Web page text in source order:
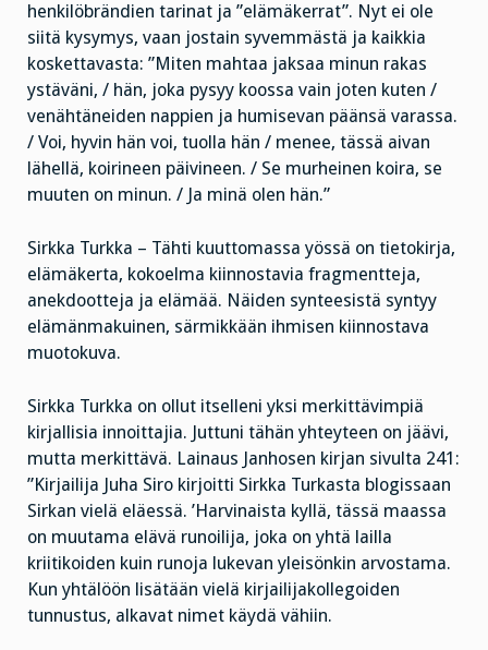
henkilöbrändien tarinat ja ”elämäkerrat”. Nyt ei ole
siitä kysymys, vaan jostain syvemmästä ja kaikkia
koskettavasta: ”Miten mahtaa jaksaa minun rakas
ystäväni, / hän, joka pysyy koossa vain joten kuten /
venähtäneiden nappien ja humisevan päänsä varassa.
/ Voi, hyvin hän voi, tuolla hän / menee, tässä aivan
lähellä, koirineen päivineen. / Se murheinen koira, se
muuten on minun. / Ja minä olen hän.”
Sirkka Turkka – Tähti kuuttomassa yössä on tietokirja,
elämäkerta, kokoelma kiinnostavia fragmentteja,
anekdootteja ja elämää. Näiden synteesistä syntyy
elämänmakuinen, särmikkään ihmisen kiinnostava
muotokuva.
Sirkka Turkka on ollut itselleni yksi merkittävimpiä
kirjallisia innoittajia. Juttuni tähän yhteyteen on jäävi,
mutta merkittävä. Lainaus Janhosen kirjan sivulta 241:
”Kirjailija Juha Siro kirjoitti Sirkka Turkasta blogissaan
Sirkan vielä eläessä. ’Harvinaista kyllä, tässä maassa
on muutama elävä runoilija, joka on yhtä lailla
kriitikoiden kuin runoja lukevan yleisönkin arvostama.
Kun yhtälöön lisätään vielä kirjailijakollegoiden
tunnustus, alkavat nimet käydä vähiin.